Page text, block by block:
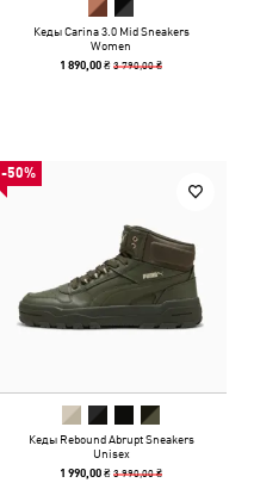
Кеды Carina 3.0 Mid Sneakers
Women
1 890,00 ₴3 790,00 ₴
-50%
Кеды Rebound Abrupt Sneakers
Unisex
1 990,00 ₴3 990,00 ₴